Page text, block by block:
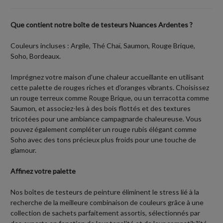
Que contient notre boîte de testeurs Nuances Ardentes ?
Couleurs incluses : Argile, Thé Chaï, Saumon, Rouge Brique,
Soho, Bordeaux.
Imprégnez votre maison d'une chaleur accueillante en utilisant
cette palette de rouges riches et d'oranges vibrants. Choisissez
un rouge terreux comme Rouge Brique, ou un terracotta comme
Saumon, et associez-les à des bois flottés et des textures
tricotées pour une ambiance campagnarde chaleureuse. Vous
pouvez également compléter un rouge rubis élégant comme
Soho avec des tons précieux plus froids pour une touche de
glamour.
Affinez votre palette
Nos boîtes de testeurs de peinture éliminent le stress lié à la
recherche de la meilleure combinaison de couleurs grâce à une
collection de sachets parfaitement assortis, sélectionnés par